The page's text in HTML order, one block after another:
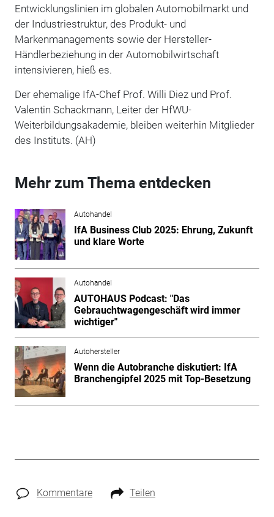
Entwicklungslinien im globalen Automobilmarkt und
der Industriestruktur, des Produkt- und
Markenmanagements sowie der Hersteller-
Händlerbeziehung in der Automobilwirtschaft
intensivieren, hieß es.
Der ehemalige IfA-Chef Prof. Willi Diez und Prof.
Valentin Schackmann, Leiter der HfWU-
Weiterbildungsakademie, bleiben weiterhin Mitglieder
des Instituts. (AH)
Mehr zum Thema entdecken
Autohandel
IfA Business Club 2025: Ehrung, Zukunft
und klare Worte
Autohandel
AUTOHAUS Podcast: "Das
Gebrauchtwagengeschäft wird immer
wichtiger"
Autohersteller
Wenn die Autobranche diskutiert: IfA
Branchengipfel 2025 mit Top-Besetzung
Kommentare Teilen